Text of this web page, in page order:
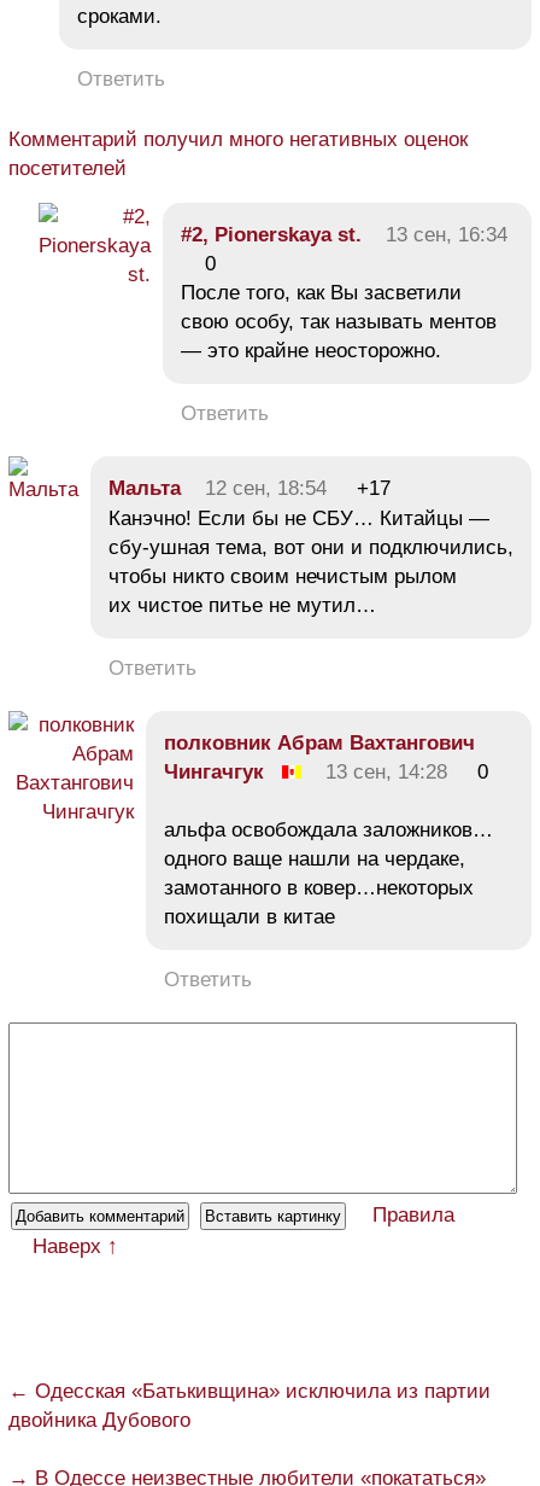
сроками.
Ответить
Комментарий получил много негативных оценок
посетителей
#2, Pionerskaya st.
13 сен, 16:34
0
После того, как Вы засветили
свою особу, так называть ментов
— это крайне неосторожно.
Ответить
Мальта 12 сен, 18:54
+17
Канэчно! Если бы не СБУ… Китайцы —
сбу-ушная тема, вот они и подключились,
чтобы никто своим нечистым рылом
их чистое питье не мутил…
Ответить
полковник Абрам Вахтангович
Чингачгук
13 сен, 14:28 0
альфа освобождала заложников…
одного ваще нашли на чердаке,
замотанного в ковер…некоторых
похищали в китае
Ответить
Правила
Наверх ↑
← Одесская «Батькивщина» исключила из партии
двойника Дубового
→ В Одессе неизвестные любители «покататься»